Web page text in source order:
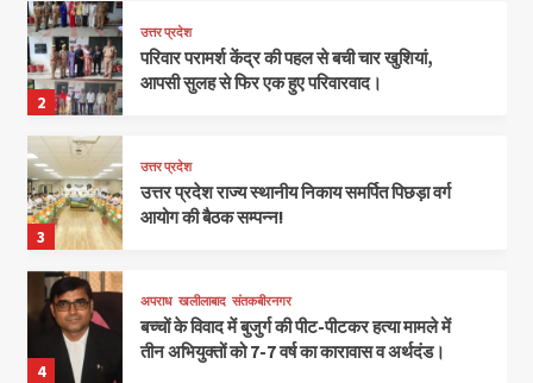
2
उत्तर प्रदेश
परिवार परामर्श केंद्र की पहल से बची चार खुशियां,
आपसी सुलह से फिर एक हुए परिवारवाद।
3
उत्तर प्रदेश
उत्तर प्रदेश राज्य स्थानीय निकाय समर्पित पिछड़ा वर्ग
आयोग की बैठक सम्पन्न!
4
अपराध खलीलाबाद संतकबीरनगर
बच्चों के विवाद में बुजुर्ग की पीट-पीटकर हत्या मामले में
तीन अभियुक्तों को 7-7 वर्ष का कारावास व अर्थदंड।